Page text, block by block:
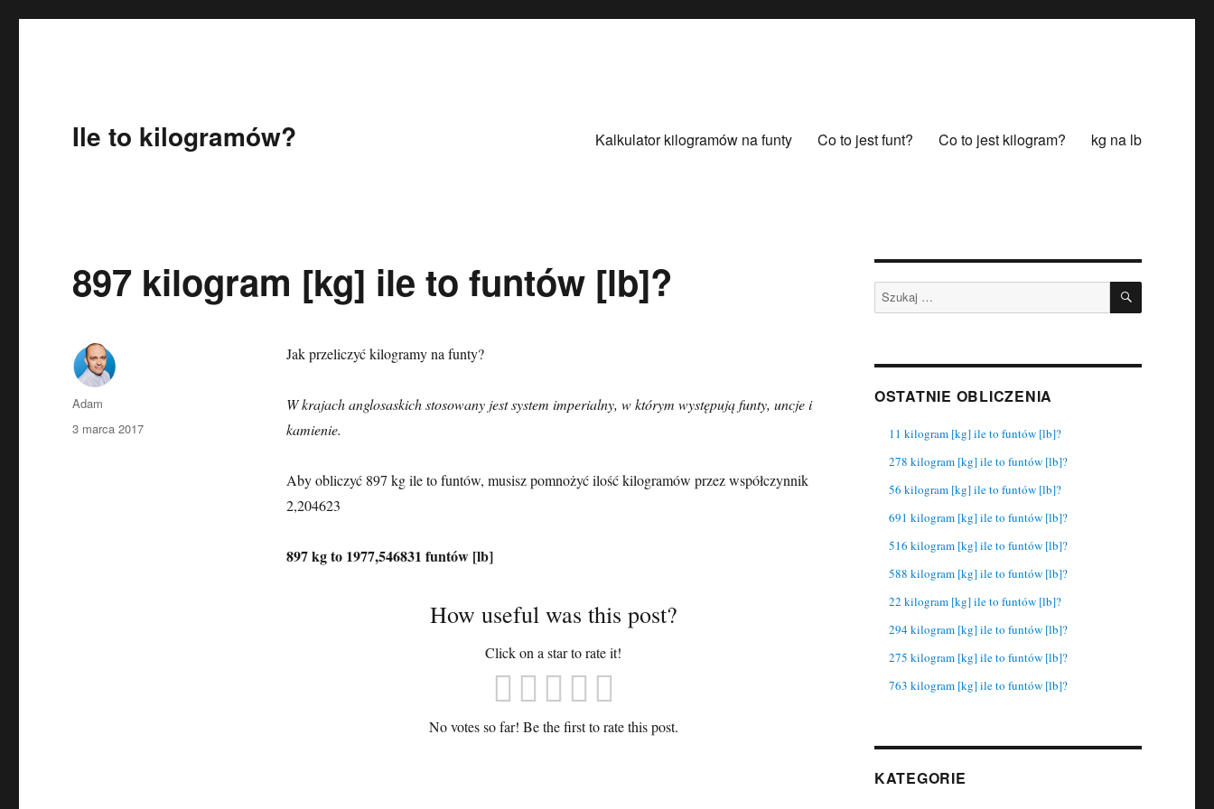
Ile to kilogramów? Kalkulator kilogramów na funty Co to jest funt? Co to jest kilogram? kg na lb
897 kilogram [kg] ile to funtów [lb]?
Jak przeliczyć kilogramy na funty?
W krajach anglosaskich stosowany jest system imperialny, w którym występują funty, uncje i
kamienie.
Aby obliczyć 897 kg ile to funtów, musisz pomnożyć ilość kilogramów przez współczynnik
2,204623
897 kg to 1977,546831 funtów [lb]
How useful was this post?
Click on a star to rate it!
No votes so far! Be the first to rate this post.
Autor
Adam
Data
3 marca 2017
Szukaj: SZUKAJ
OSTATNIE OBLICZENIA
11 kilogram [kg] ile to funtów [lb]?
278 kilogram [kg] ile to funtów [lb]?
56 kilogram [kg] ile to funtów [lb]?
691 kilogram [kg] ile to funtów [lb]?
516 kilogram [kg] ile to funtów [lb]?
588 kilogram [kg] ile to funtów [lb]?
22 kilogram [kg] ile to funtów [lb]?
294 kilogram [kg] ile to funtów [lb]?
275 kilogram [kg] ile to funtów [lb]?
763 kilogram [kg] ile to funtów [lb]?
KATEGORIE